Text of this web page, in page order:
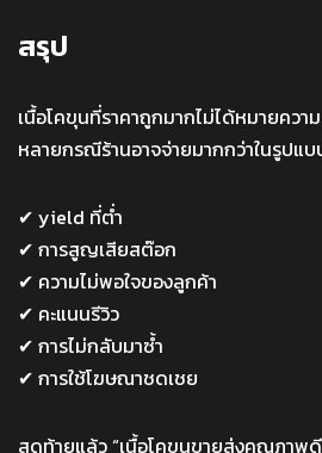
สรุป
เนื้อโคขุนที่ราคาถูกมากไม่ได้หมายควา
หลายกรณีร้านอาจจ่ายมากกว่าในรูปแ
✔ yield ที่ต่ำ
✔ การสูญเสียสต๊อก
✔ ความไม่พอใจของลูกค้า
✔ คะแนนรีวิว
✔ การไม่กลับมาซ้ำ
✔ การใช้โฆษณาชดเชย
สุดท้ายแล้ว “เนื้อโคขุนขายส่งคุณภาพ